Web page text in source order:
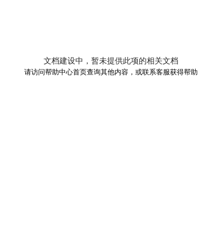
文档建设中，暂未提供此项的相关文档
请访问帮助中心首页查询其他内容，或联系客服获得帮助